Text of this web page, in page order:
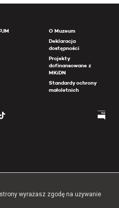
O Muzeum
Deklaracja
dostępności
Projekty
dofinansowane z
MKiDN
Standardy ochrony
małoletnich
wyrażasz zgodę na używanie